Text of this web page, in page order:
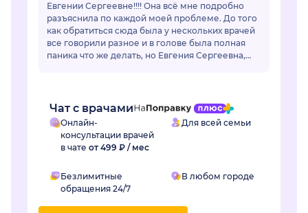
Евгении Сергеевне!!!! Она всё мне подробно
разъяснила по каждой моей проблеме. До того
как обратиться сюда была у нескольких врачей
все говорили разное и в голове была полная
паника что же делать, но Евгения Сергеевна,
Чат с врачами
Онлайн-
консультации врачей
в чате от 499 ₽ / мес
Для всей семьи
Безлимитные
обращения 24/7
В любом городе